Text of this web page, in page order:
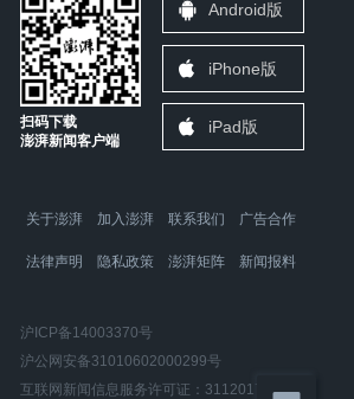
扫码下载
澎湃新闻客户端
Android版
iPhone版
iPad版
关于澎湃 加入澎湃 联系我们 广告合作
法律声明 隐私政策 澎湃矩阵 新闻报料
沪ICP备14003370号
沪公网安备31010602000299号
互联网新闻信息服务许可证：31120170006